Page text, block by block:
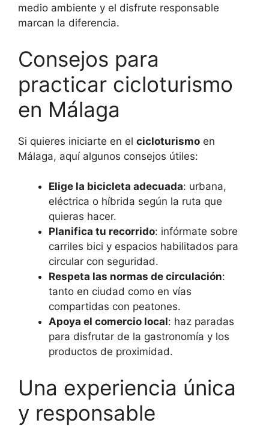
medio ambiente y el disfrute responsable
marcan la diferencia.
Consejos para
practicar cicloturismo
en Málaga
Si quieres iniciarte en el cicloturismo en
Málaga, aquí algunos consejos útiles:
Elige la bicicleta adecuada: urbana,
eléctrica o híbrida según la ruta que
quieras hacer.
Planifica tu recorrido: infórmate sobre
carriles bici y espacios habilitados para
circular con seguridad.
Respeta las normas de circulación:
tanto en ciudad como en vías
compartidas con peatones.
Apoya el comercio local: haz paradas
para disfrutar de la gastronomía y los
productos de proximidad.
Una experiencia única
y responsable